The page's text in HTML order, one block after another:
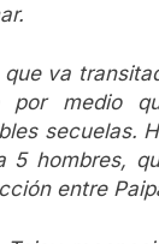
que va
por medio
secuelas.
5 hombres,
entre